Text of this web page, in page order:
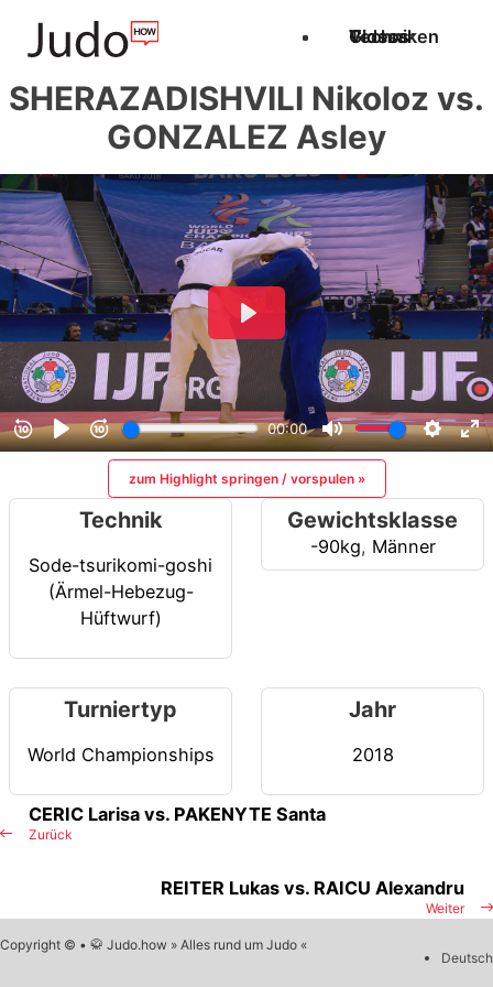
Techniken
Videos
Glossar
SHERAZADISHVILI Nikoloz vs.
GONZALEZ Asley
zum Highlight springen / vorspulen »
Technik
Sode-tsurikomi-goshi
(Ärmel-Hebezug-
Hüftwurf)
Gewichtsklasse
-90kg, Männer
Turniertyp
World Championships
Jahr
2018
Zurück
CERIC Larisa vs. PAKENYTE Santa
Weiter
REITER Lukas vs. RAICU Alexandru
Copyright © • 🥋 Judo.how » Alles rund um Judo «
Deutsch